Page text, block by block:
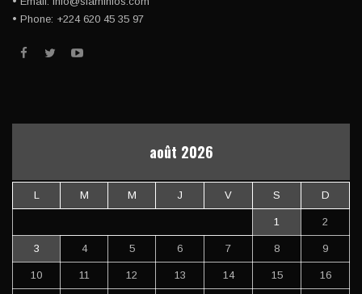
• Phone: +224 620 45 35 97
août 2026
L M M J V S D
1 2
3 4 5 6 7 8 9
10 11 12 13 14 15 16